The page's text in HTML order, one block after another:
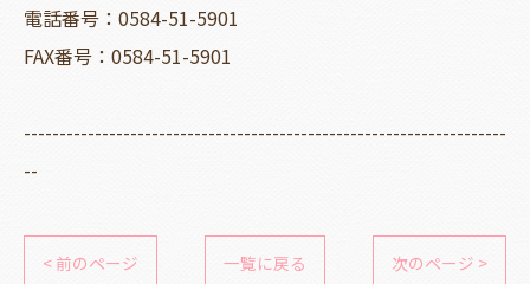
電話番号：0584-51-5901
FAX番号：0584-51-5901
--------------------------------------------------------------------
--
< 前のページ 一覧に戻る 次のページ >